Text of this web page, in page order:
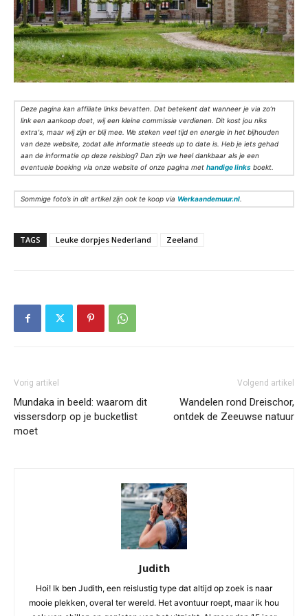
Deze pagina kan affiliate links bevatten. Dat betekent dat wanneer je via zo’n
link een aankoop doet, wij een kleine commissie verdienen. Dit kost jou niks
extra's, maar wij zijn er blij mee. We steken veel tijd en energie in het bijhouden
van deze website, zodat alle informatie steeds up to date is. Heb je iets gehad
aan de informatie op deze reisblog? Dan zijn we heel dankbaar als je een
eventuele boeking via onze website of onze pagina met handige links boekt.
Sommige foto’s in dit artikel zijn ook te koop via Werkaandemuur.nl
TAGS Leuke dorpjes Nederland Zeeland
Vorig artikel
Mundaka in beeld: waarom dit
vissersdorp op je bucketlist
moet
Volgend artikel
Wandelen rond Dreischor,
ontdek de Zeeuwse natuur
Judith
Hoi! Ik ben Judith, een reislustig type dat altijd op zoek is naar
mooie plekken, overal ter wereld. Het avontuur roept, maar ik hou